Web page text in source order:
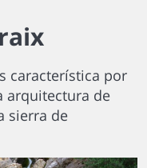
característica por
arquitectura de
sierra de